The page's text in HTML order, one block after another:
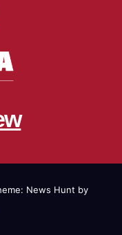
News Hunt by